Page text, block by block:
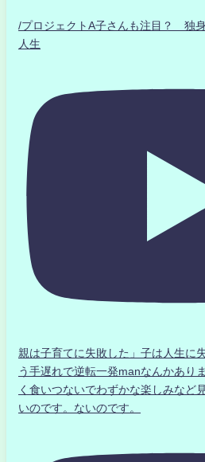
/プロジェクトA子さんも注目？ 独
人生
親は子育てに失敗した」子は人生に
う手遅れで逆転一発manなんかあり
く食いつないでわずかな楽しみなど
いのです。ないのです。